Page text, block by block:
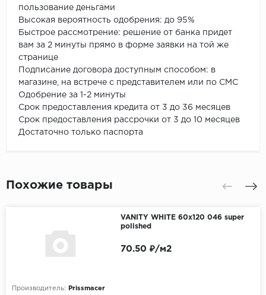
пользование деньгами
Высокая вероятность одобрения: до 95%
Быстрое рассмотрение: решение от банка придет
вам за 2 минуты прямо в форме заявки на той же
странице
Подписание договора доступным способом: в
магазине, на встрече с представителем или по СМС
Одобрение за 1-2 минуты
Срок предоставления кредита от 3 до 36 месяцев
Срок предоставления рассрочки от 3 до 10 месяцев
Достаточно только паспорта
Похожие товары
VANITY WHITE 60x120 046 super
polished
Производитель:
Prissmacer
70.50 ₽/м2